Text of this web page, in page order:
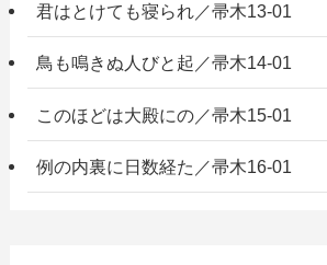
君はとけても寝られ／帚木13-01
鳥も鳴きぬ人びと起／帚木14-01
このほどは大殿にの／帚木15-01
例の内裏に日数経た／帚木16-01